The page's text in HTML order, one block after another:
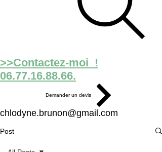
>>Contactez-moi !
06.77.16.88.66.
Demander un devis
chlodyne.brunon@gmail.com
Post